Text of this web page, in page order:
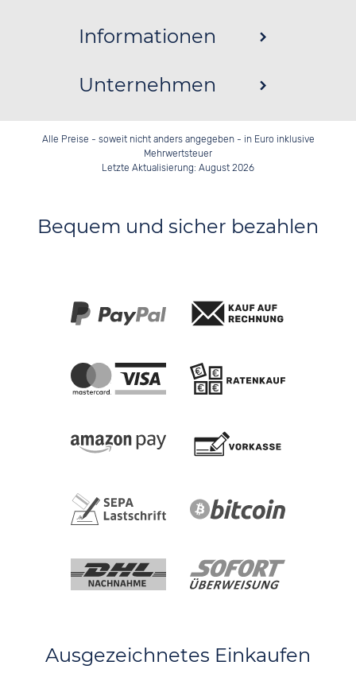
Informationen
Unternehmen
Alle Preise - soweit nicht anders angegeben - in Euro inklusive
Mehrwertsteuer
Letzte Aktualisierung: August 2026
Bequem und sicher bezahlen
Ausgezeichnetes Einkaufen